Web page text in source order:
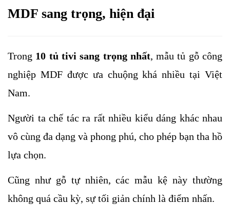
MDF sang trọng, hiện đại
Trong 10 tủ tivi sang trọng nhất, mẫu tủ gỗ công
nghiệp MDF được ưa chuộng khá nhiều tại Việt
Nam.
Người ta chế tác ra rất nhiều kiểu dáng khác nhau
vô cùng đa dạng và phong phú, cho phép bạn tha hồ
lựa chọn.
Cũng như gỗ tự nhiên, các mẫu kệ này thường
không quá cầu kỳ, sự tối giản chính là điểm nhấn.